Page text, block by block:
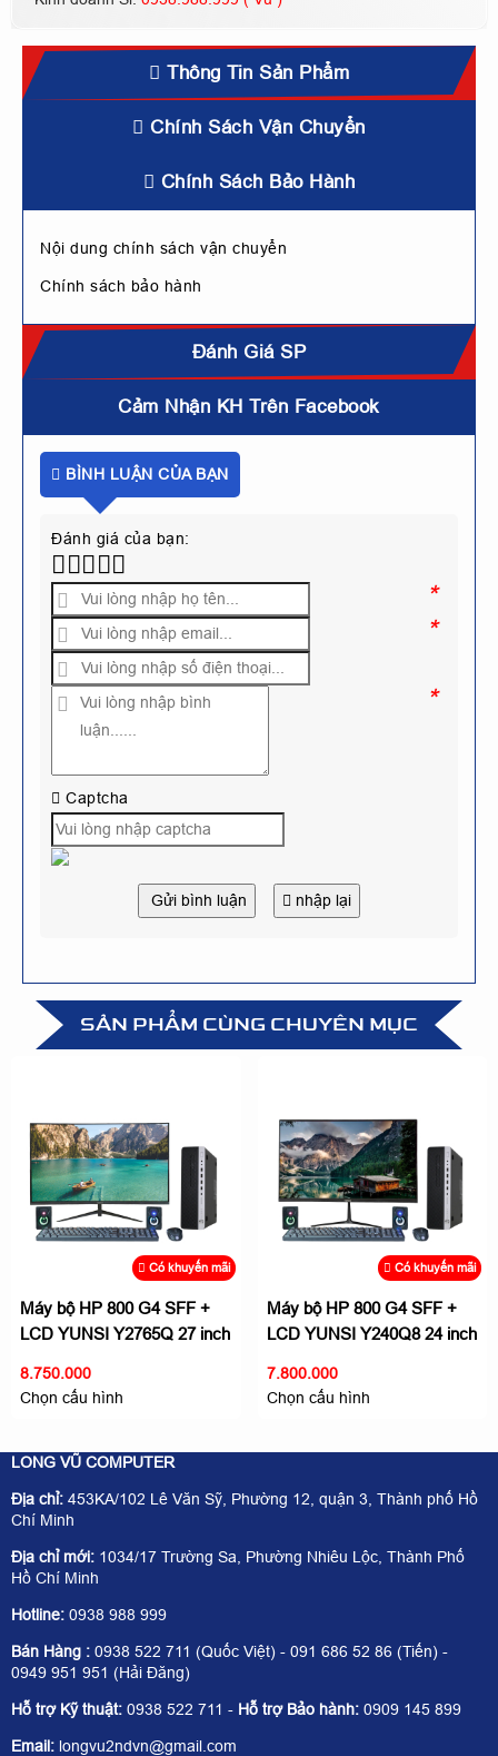
Thông Tin Sản Phẩm
Chính Sách Vận Chuyển
Chính Sách Bảo Hành
Nội dung chính sách vận chuyển
Chính sách bảo hành
Đánh Giá SP
Cảm Nhận KH Trên Facebook
BÌNH LUẬN CỦA BẠN
Đánh giá của bạn:
*
*
*
Captcha
Gửi bình luận nhập lại
SẢN PHẨM CÙNG CHUYÊN MỤC
Có khuyến mãi
Máy bộ HP 800 G4 SFF +
LCD YUNSI Y2765Q 27 inch
8.750.000
Chọn cấu hình
Có khuyến mãi
Máy bộ HP 800 G4 SFF +
LCD YUNSI Y240Q8 24 inch
7.800.000
Chọn cấu hình
LONG VŨ COMPUTER
Địa chỉ: 453KA/102 Lê Văn Sỹ, Phường 12, quận 3, Thành phố Hồ
Chí Minh
Địa chỉ mới: 1034/17 Trường Sa, Phường Nhiêu Lộc, Thành Phố
Hồ Chí Minh
Hotline: 0938 988 999
Bán Hàng : 0938 522 711 (Quốc Việt) - 091 686 52 86 (Tiến) -
0949 951 951 (Hải Đăng)
Hỗ trợ Kỹ thuật: 0938 522 711 - Hỗ trợ Bảo hành: 0909 145 899
Email: longvu2ndvn@gmail.com